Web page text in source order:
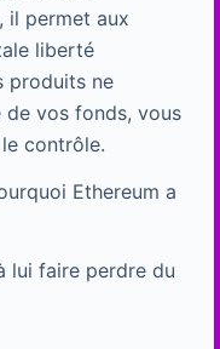
il permet aux
liberté
produits ne
de vos fonds, vous
le contrôle.
Ethereum a
lui faire perdre du